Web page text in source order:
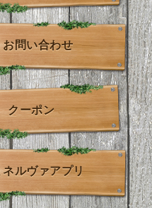
お問い合わせ
クーポン
ネルヴァアプリ